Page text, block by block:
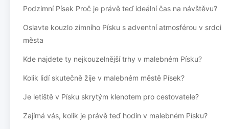
Podzimní Písek Proč je právě teď ideální čas na návštěvu?
Oslavte kouzlo zimního Písku s adventní atmosférou v srdci
města
Kde najdete ty nejkouzelnější trhy v malebném Písku?
Kolik lidí skutečně žije v malebném městě Písek?
Je letiště v Písku skrytým klenotem pro cestovatele?
Zajímá vás, kolik je právě teď hodin v malebném Písku?